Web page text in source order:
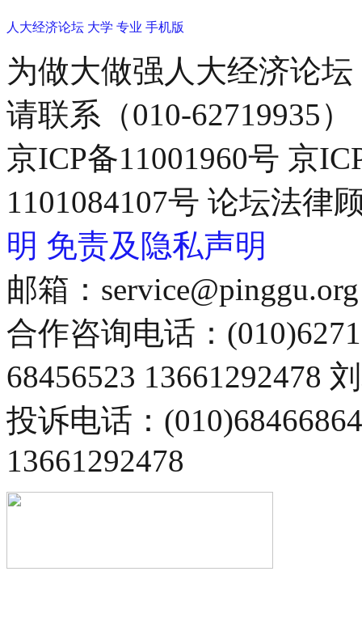
人大经济论坛 大学 专业 手机版
为做大做强人大经济论
请联系（010-62719935）
京ICP备11001960号 京
1101084107号 论坛法律
明 免责及隐私声明
邮箱：service@pinggu.org
合作咨询电话：
68456523 13661292478
投诉电话：
13661292478